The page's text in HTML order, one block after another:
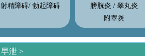
射精障碍/ 勃起障碍
膀胱炎 / 睾丸炎
附睾炎
早泄 >